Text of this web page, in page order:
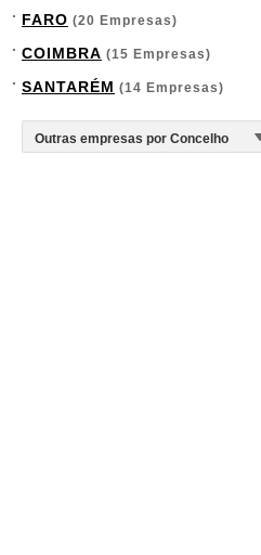
FARO (20 Empresas)
COIMBRA (15 Empresas)
SANTARÉM (14 Empresas)